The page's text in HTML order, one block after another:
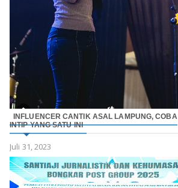
INFLUENCER CANTIK ASAL LAMPUNG, COBA
INTIP YANG SATU INI
Juli 31, 2023